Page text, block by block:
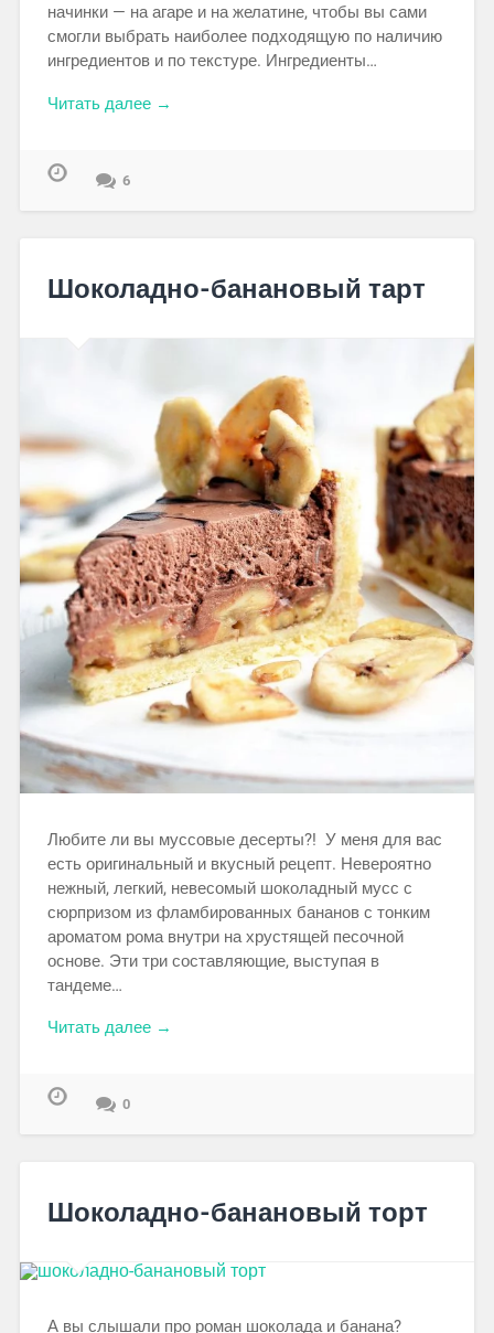
начинки — на агаре и на желатине, чтобы вы сами
смогли выбрать наиболее подходящую по наличию
ингредиентов и по текстуре. Ингредиенты…
Читать далее →
6
Шоколадно-банановый тарт
Любите ли вы муссовые десерты?! У меня для вас
есть оригинальный и вкусный рецепт. Невероятно
нежный, легкий, невесомый шоколадный мусс с
сюрпризом из фламбированных бананов с тонким
ароматом рома внутри на хрустящей песочной
основе. Эти три составляющие, выступая в
тандеме…
Читать далее →
0
Шоколадно-банановый торт
А вы слышали про роман шоколада и банана?